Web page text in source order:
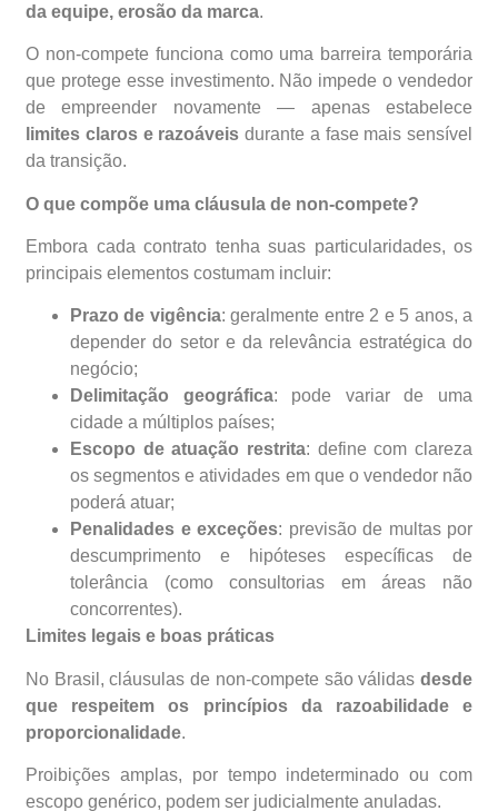
da equipe, erosão da marca.
O non-compete funciona como uma barreira temporária
que protege esse investimento. Não impede o vendedor
de empreender novamente — apenas estabelece
limites claros e razoáveis durante a fase mais sensível
da transição.
O que compõe uma cláusula de non-compete?
Embora cada contrato tenha suas particularidades, os
principais elementos costumam incluir:
Prazo de vigência: geralmente entre 2 e 5 anos, a
depender do setor e da relevância estratégica do
negócio;
Delimitação geográfica: pode variar de uma
cidade a múltiplos países;
Escopo de atuação restrita: define com clareza
os segmentos e atividades em que o vendedor não
poderá atuar;
Penalidades e exceções: previsão de multas por
descumprimento e hipóteses específicas de
tolerância (como consultorias em áreas não
concorrentes).
Limites legais e boas práticas
No Brasil, cláusulas de non-compete são válidas desde
que respeitem os princípios da razoabilidade e
proporcionalidade.
Proibições amplas, por tempo indeterminado ou com
escopo genérico, podem ser judicialmente anuladas.